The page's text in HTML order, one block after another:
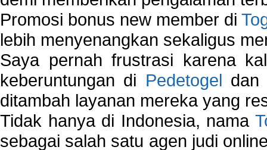
Promosi bonus new member di
lebih menyenangkan sekaligus
Saya pernah frustrasi karena
keberuntungan di Pedetogel dan
ditambah layanan mereka yang
Tidak hanya di Indonesia, nama
sebagai salah satu agen judi